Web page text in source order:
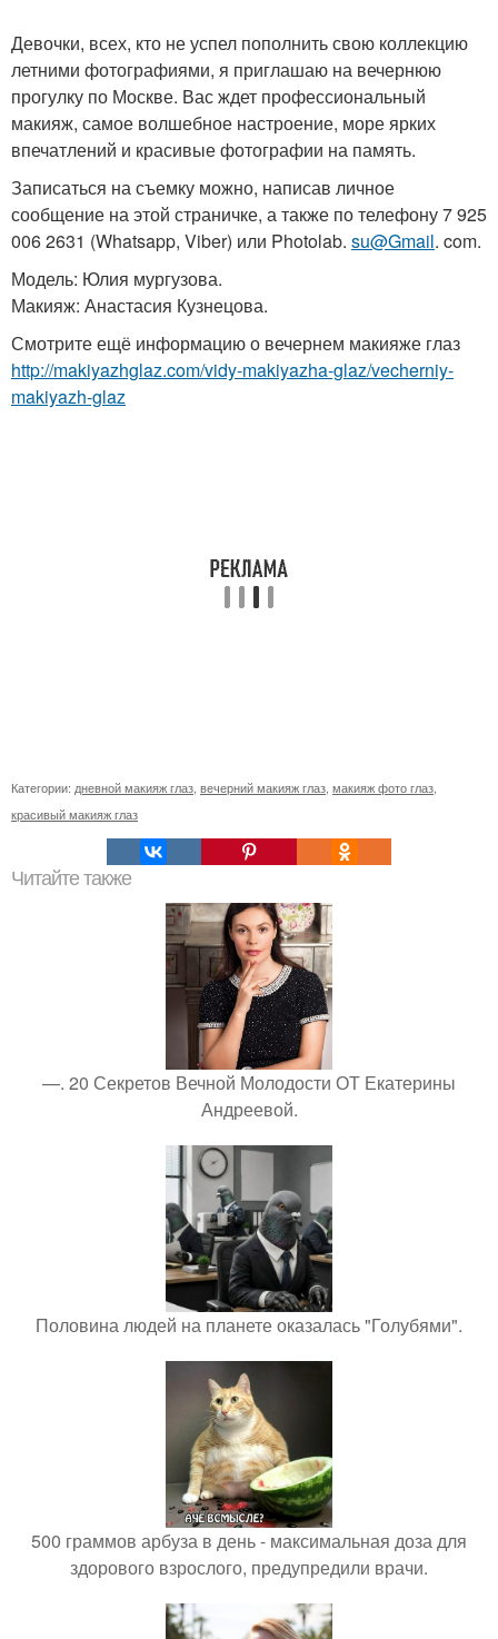
Девочки, всех, кто не успел пополнить свою коллекцию
летними фотографиями, я приглашаю на вечернюю
прогулку по Москве. Вас ждет профессиональный
макияж, самое волшебное настроение, море ярких
впечатлений и красивые фотографии на память.
Записаться на съемку можно, написав личное
сообщение на этой страничке, а также по телефону 7 925
006 2631 (Whatsapp, Viber) или Photolab. su@Gmail. com.
Модель: Юлия мургузова.
Макияж: Анастасия Кузнецова.
Смотрите ещё информацию о вечернем макияже глаз
http://makiyazhglaz.com/vidy-makiyazha-glaz/vecherniy-
makiyazh-glaz
Категории: дневной макияж глаз вечерний макияж глаз макияж фото глаз
красивый макияж глаз
Читайте также
—. 20 Секретов Вечной Молодости ОТ Екатерины
Андреевой.
Половина людей на планете оказалась "Голубями".
500 граммов арбуза в день - максимальная доза для
здорового взрослого, предупредили врачи.